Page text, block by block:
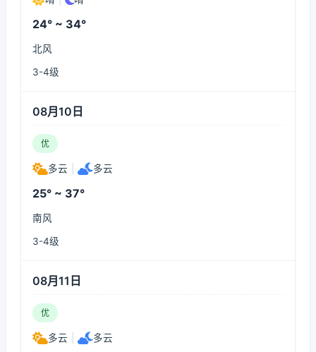
24° ~ 34°
北风
3-4级
08月10日
优
多云 多云
25° ~ 37°
南风
3-4级
08月11日
优
多云 多云